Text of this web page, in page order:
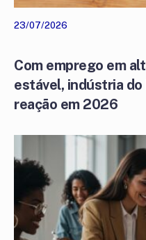
23/07/2026
Com emprego em
estável, indústria
reação em 2026